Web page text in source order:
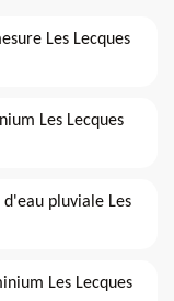
Les Lecques
Les Lecques
pluviale Les
Les Lecques